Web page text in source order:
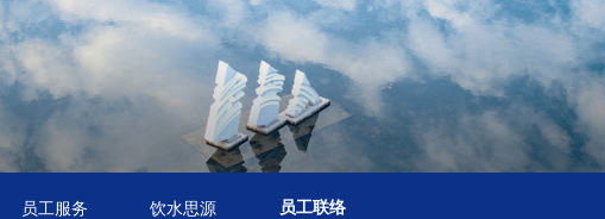
员工服务 饮水思源 员工联络